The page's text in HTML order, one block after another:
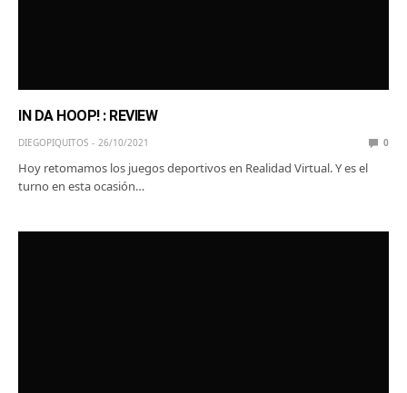
IN DA HOOP! : REVIEW
DIEGOPIQUITOS 26/10/2021 0
Hoy retomamos los juegos deportivos en Realidad Virtual. Y es el
turno en esta ocasión…